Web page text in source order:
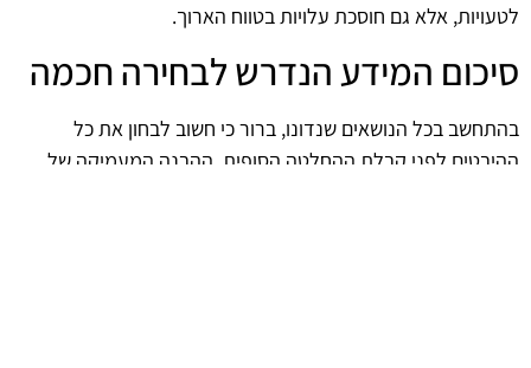
לטעויות, אלא גם חוסכת עלויות בטווח הארוך.
סיכום המידע הנדרש לבחירה חכמה
בהתחשב בכל הנושאים שנדונו, ברור כי חשוב לבחון את כל
ההיבטים לפני קבלת ההחלטה הסופית. ההבנה המעמיקה של